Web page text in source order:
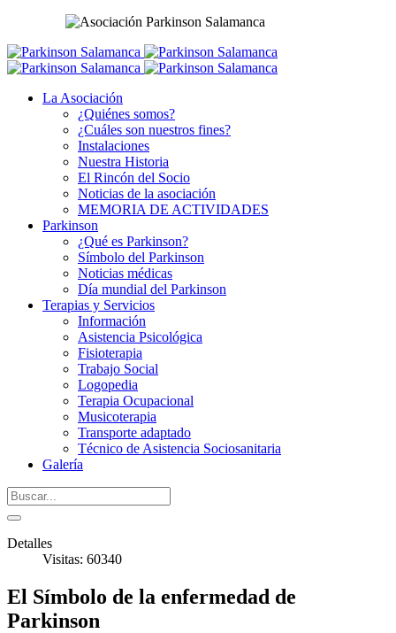
La Asociación
¿Quiénes somos?
¿Cuáles son nuestros fines?
Instalaciones
Nuestra Historia
El Rincón del Socio
Noticias de la asociación
MEMORIA DE ACTIVIDADES
Parkinson
¿Qué es Parkinson?
Símbolo del Parkinson
Noticias médicas
Día mundial del Parkinson
Terapias y Servicios
Información
Asistencia Psicológica
Fisioterapia
Trabajo Social
Logopedia
Terapia Ocupacional
Musicoterapia
Transporte adaptado
Técnico de Asistencia Sociosanitaria
Galería
Detalles
Visitas: 60340
El Símbolo de la enfermedad de
Parkinson